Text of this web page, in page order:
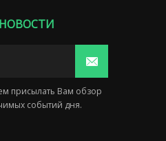
присылать Вам обзор
событий дня.